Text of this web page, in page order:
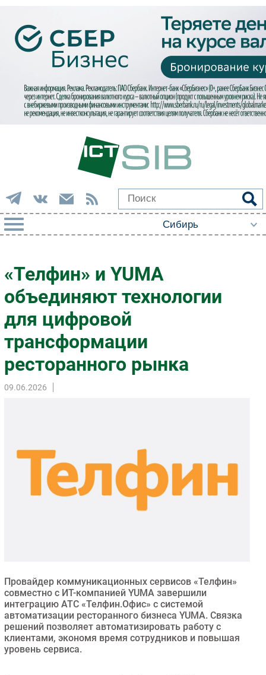
Импорто­замещение
Автоматизация Промышленности
Интернет
Мобильная связь
Фиксированная связь
Интеграция
Рынок ПК
ПО
Outsourcing
Кадры
Регулирование
CIO/Управление ИТ
Гаджеты
Здоровье
РАЗДЕЛЫ
«Телфин» и YUMA
объединяют технологии
для цифровой
трансформации
ресторанного рынка
09.06.2026
Провайдер коммуникационных сервисов «Телфин»
совместно с ИТ-компанией YUMA завершили
интеграцию АТС «Телфин.Офис» с системой
автоматизации ресторанного бизнеса YUMA. Связка
решений позволяет автоматизировать работу с
клиентами, экономя время сотрудников и повышая
уровень сервиса.